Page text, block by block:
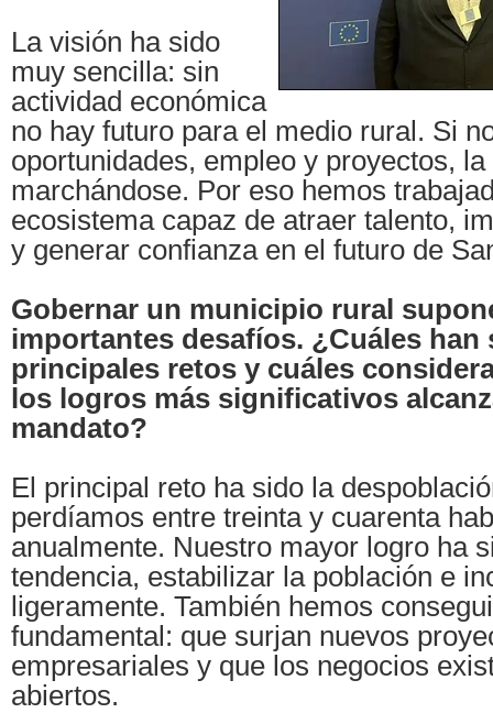
La visión ha sido
muy sencilla: sin
actividad económica
no hay futuro para el medio rural. Si
oportunidades, empleo y proyectos,
marchándose. Por eso hemos
ecosistema capaz de atraer talento,
y generar confianza en el futuro de
Gobernar un municipio rural
importantes desafíos. ¿Cuáles han
principales retos y cuáles
los logros más significativos
mandato?
El principal reto ha sido la
perdíamos entre treinta y cuarenta
anualmente. Nuestro mayor logro ha
tendencia, estabilizar la población e
ligeramente. También hemos
fundamental: que surjan nuevos
empresariales y que los negocios
abiertos.